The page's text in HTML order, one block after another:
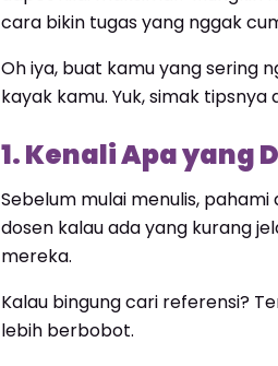
cara bikin tugas yang nggak
Oh iya, buat kamu yang sering
kayak kamu. Yuk, simak tipsnya
1. Kenali Apa yang
Sebelum mulai menulis,
dosen kalau ada yang kurang
mereka.
Kalau bingung cari referensi?
lebih berbobot.